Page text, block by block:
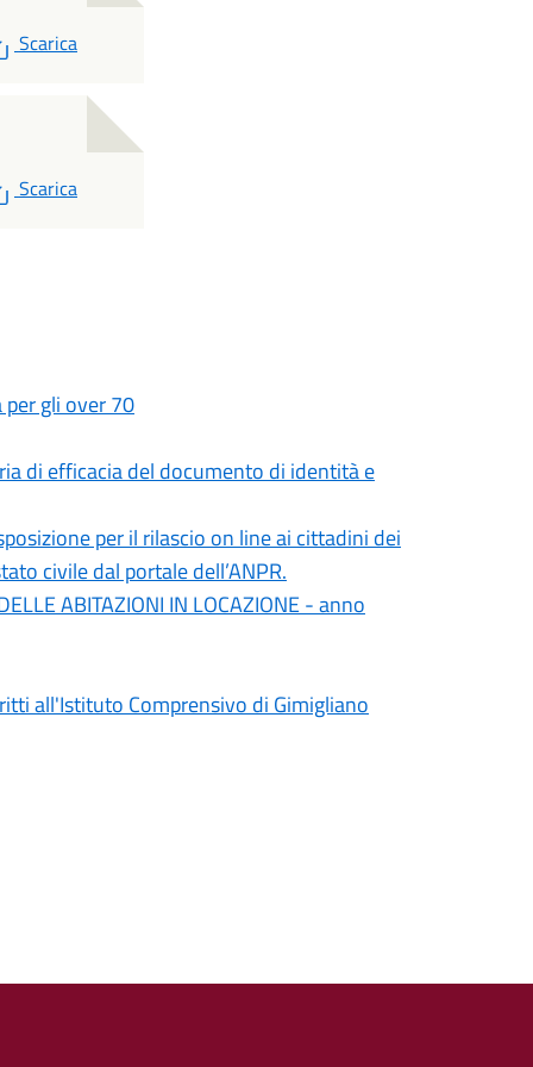
PDF
Scarica
PDF
Scarica
gli over 70
di efficacia del documento di identità e
per il rilascio on line ai cittadini dei
civile dal portale dell’ANPR.
ABITAZIONI IN LOCAZIONE - anno
all'Istituto Comprensivo di Gimigliano